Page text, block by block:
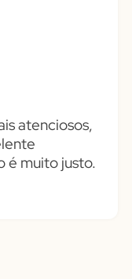
atenciosos,
é muito justo.